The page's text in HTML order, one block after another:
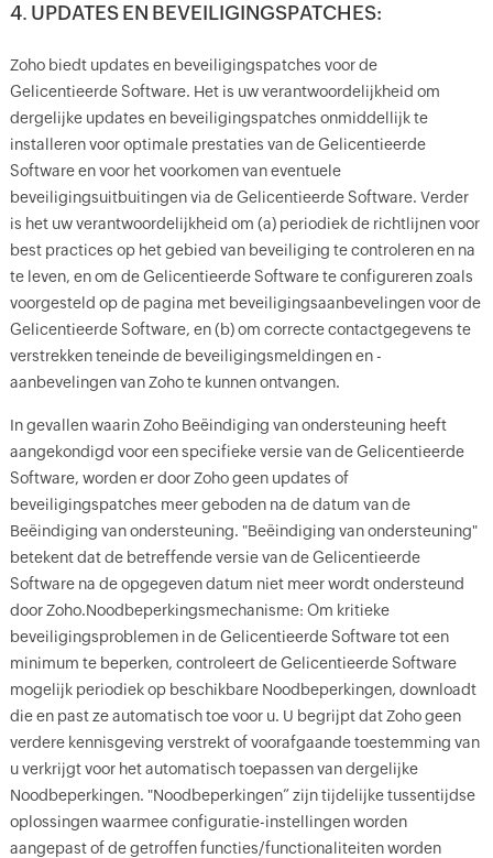
4. UPDATES EN BEVEILIGINGSPATCHES:
Zoho biedt updates en beveiligingspatches voor de
Gelicentieerde Software. Het is uw verantwoordelijkheid om
dergelijke updates en beveiligingspatches onmiddellijk te
installeren voor optimale prestaties van de Gelicentieerde
Software en voor het voorkomen van eventuele
beveiligingsuitbuitingen via de Gelicentieerde Software. Verder
is het uw verantwoordelijkheid om (a) periodiek de richtlijnen voor
best practices op het gebied van beveiliging te controleren en na
te leven, en om de Gelicentieerde Software te configureren zoals
voorgesteld op de pagina met beveiligingsaanbevelingen voor de
Gelicentieerde Software, en (b) om correcte contactgegevens te
verstrekken teneinde de beveiligingsmeldingen en -
aanbevelingen van Zoho te kunnen ontvangen.
In gevallen waarin Zoho Beëindiging van ondersteuning heeft
aangekondigd voor een specifieke versie van de Gelicentieerde
Software, worden er door Zoho geen updates of
beveiligingspatches meer geboden na de datum van de
Beëindiging van ondersteuning. "Beëindiging van ondersteuning"
betekent dat de betreffende versie van de Gelicentieerde
Software na de opgegeven datum niet meer wordt ondersteund
door Zoho.Noodbeperkingsmechanisme: Om kritieke
beveiligingsproblemen in de Gelicentieerde Software tot een
minimum te beperken, controleert de Gelicentieerde Software
mogelijk periodiek op beschikbare Noodbeperkingen, downloadt
die en past ze automatisch toe voor u. U begrijpt dat Zoho geen
verdere kennisgeving verstrekt of voorafgaande toestemming van
u verkrijgt voor het automatisch toepassen van dergelijke
Noodbeperkingen. "Noodbeperkingen” zijn tijdelijke tussentijdse
oplossingen waarmee configuratie-instellingen worden
aangepast of de getroffen functies/functionaliteiten worden